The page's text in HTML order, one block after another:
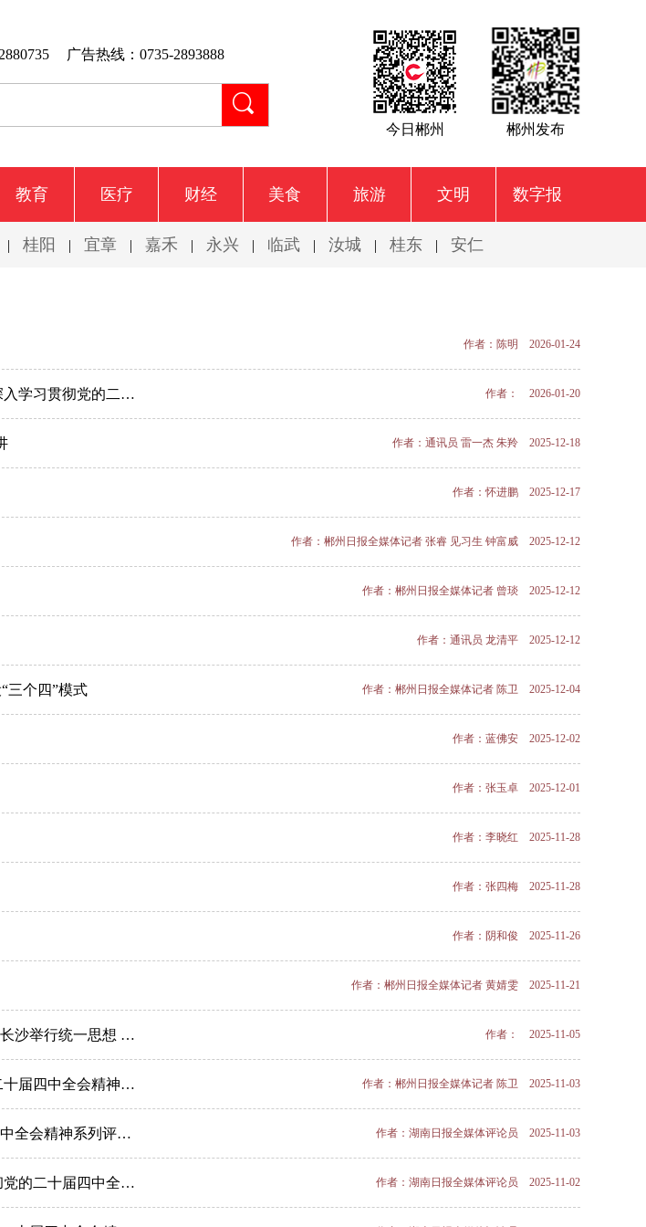
广告热线：0735-2893888
今日郴州 郴州发布
教育 医疗 财经 美食 旅游 文明 数字报
| 桂阳 | 宜章 | 嘉禾 | 永兴 | 临武 | 汝城 | 桂东 | 安仁
作者：陈明 2026-01-24
万众一心 接续奋斗（学习贯彻党的二十届四中全会精神）——广大党员干部深入学习贯彻党的二十届四中全会精神 作者： 2026-01-20
作者：通讯员 雷一杰 朱羚 2025-12-18
作者：怀进鹏 2025-12-17
作者：郴州日报全媒体记者 张睿 见习生 钟富威 2025-12-12
作者：郴州日报全媒体记者 曾琰 2025-12-12
作者：通讯员 龙清平 2025-12-12
三个四”模式 作者：郴州日报全媒体记者 陈卫 2025-12-04
作者：蓝佛安 2025-12-02
作者：张玉卓 2025-12-01
作者：李晓红 2025-11-28
作者：张四梅 2025-11-28
作者：阴和俊 2025-11-26
作者：郴州日报全媒体记者 黄婧雯 2025-11-21
四中全会精神在基层｜学习贯彻党的二十届四中全会精神中央宣讲团报告会在长沙举行统一思想 明确方向 凝聚力量确保党的二十届四中全会精神在湖南落地生根沈晓明作宣讲报告 毛伟明主持 毛万春谢卫江出席 作者： 2025-11-05
四中全会精神在基层｜以全会精神为指引 奋力书写郴州发展新篇章——党的二十届四中全会精神在郴州党员干部群众中引发热烈反响 作者：郴州日报全媒体记者 陈卫 2025-11-03
四中全会精神在基层｜推动人民生活品质不断提高——学习贯彻党的二十届四中全会精神系列评论之六 作者：湖南日报全媒体评论员 2025-11-03
四中全会精神在基层｜激发创新创造活力 繁荣发展社会主义文化——学习贯彻党的二十届四中全会精神系列评论之五 作者：湖南日报全媒体评论员 2025-11-02